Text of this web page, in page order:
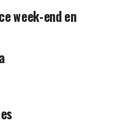
week-end en